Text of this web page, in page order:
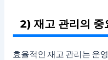
2) 재고 관리의 중
효율적인 재고 관리는 운